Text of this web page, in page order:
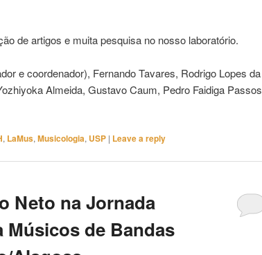
de artigos e muita pesquisa no nosso laboratório.
e coordenador), Fernando Tavares, Rodrigo Lopes da
Almeida, Gustavo Caum, Pedro Faidiga Passos
, LaMus, Musicologia, USP | Leave a reply
Neto na Jornada
Músicos de Bandas